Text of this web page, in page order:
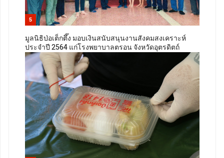
5
มูลนิธิป่อเต็กตึ๊ง มอบเงินสนับสนุนงานสังคมสงเคราะห์
ประจำปี 2564 แก่โรงพยาบาลตรอน จังหวัดอุตรดิตถ์